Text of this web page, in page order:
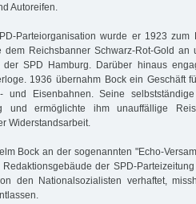
Autoreifen.
Parteiorganisation wurde er 1923 zum
dem Reichsbanner Schwarz-Rot-Gold
der SPD Hamburg. Darüber hinaus
1936 übernahm Bock ein Geschäft
und Eisenbahnen. Seine
und ermöglichte ihm unauffällige
Widerstandsarbeit.
Bock an der sogenannten "Echo-
der SPD-
den Nationalsozialisten verhaftet,